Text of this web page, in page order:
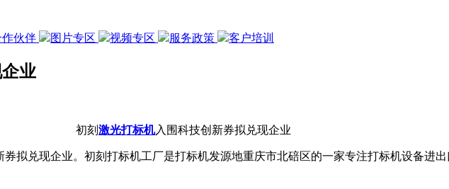
作伙伴 图片专区 视频专区 服务政策 客户培训
业
初刻 激光打标机入围科技创新券拟兑现企业
拟兑现企业。初刻打标机工厂是打标机发源地重庆市北碚区的一家专注打标机设备进